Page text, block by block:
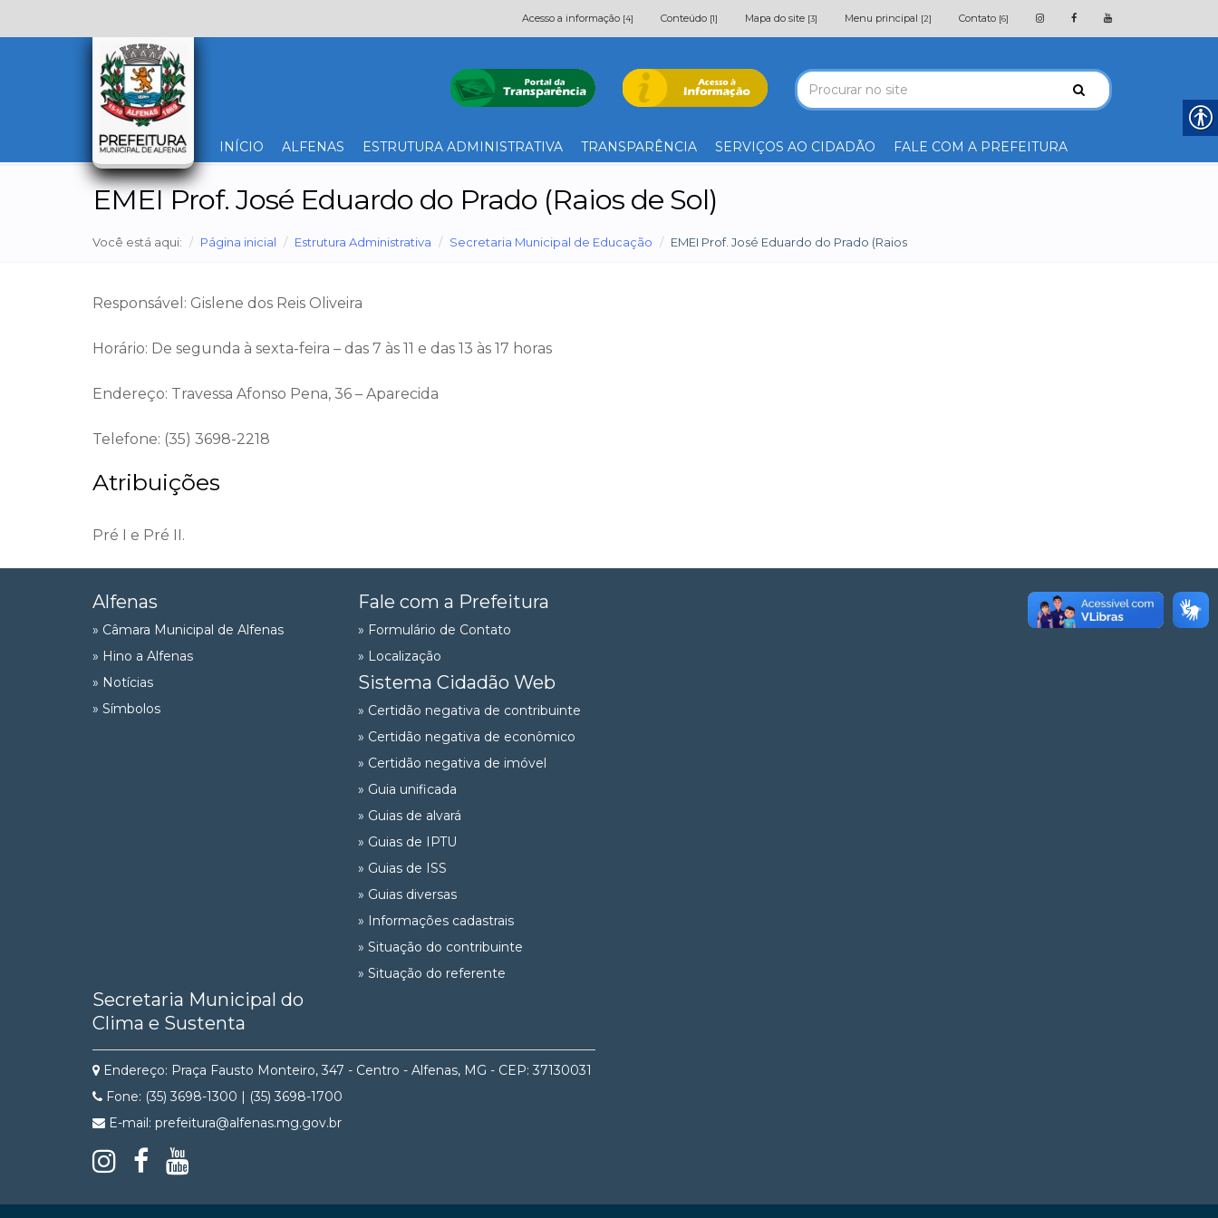
Acesso a informação [4] Conteúdo [1] Mapa do site [3] Menu principal [2] Contato [6]
INÍCIO ALFENAS ESTRUTURA ADMINISTRATIVA TRANSPARÊNCIA SERVIÇOS AO CIDADÃO FALE COM A PREFEITURA
EMEI Prof. José Eduardo do Prado (Raios de Sol)
Você está aqui: Página inicial Estrutura Administrativa Secretaria Municipal de Educação EMEI Prof. José Eduardo do Prado (Raios
Responsável: Gislene dos Reis Oliveira
Horário: De segunda à sexta-feira – das 7 às 11 e das 13 às 17 horas
Endereço: Travessa Afonso Pena, 36 – Aparecida
Telefone: (35) 3698-2218
Atribuições
Pré I e Pré II.
Alfenas
» Câmara Municipal de Alfenas
» Hino a Alfenas
» Notícias
» Símbolos
Fale com a Prefeitura
» Formulário de Contato
» Localização
Sistema Cidadão Web
» Certidão negativa de contribuinte
» Certidão negativa de econômico
» Certidão negativa de imóvel
» Guia unificada
» Guias de alvará
» Guias de IPTU
» Guias de ISS
» Guias diversas
» Informações cadastrais
» Situação do contribuinte
» Situação do referente
Secretaria Municipal do
Clima e Sustenta
Endereço: Praça Fausto Monteiro, 347 - Centro - Alfenas, MG - CEP: 37130031
Fone: (35) 3698-1300 | (35) 3698-1700
E-mail: prefeitura@alfenas.mg.gov.br